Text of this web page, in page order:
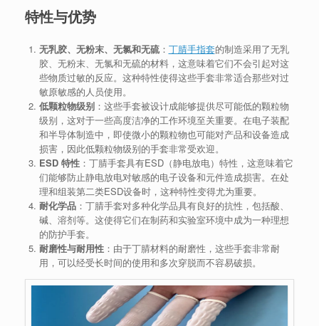
特性与优势
无乳胶、无粉末、无氯和无硫： 丁腈手指套的制造采用了无乳
胶、无粉末、无氯和无硫的材料，这意味着它们不会引起对这
些物质过敏的反应。这种特性使得这些手套非常适合那些对过
敏原敏感的人员使用。
低颗粒物级别：这些手套被设计成能够提供尽可能低的颗粒物
级别，这对于一些高度洁净的工作环境至关重要。在电子装配
和半导体制造中，即使微小的颗粒物也可能对产品和设备造成
损害，因此低颗粒物级别的手套非常受欢迎。
ESD 特性：丁腈手套具有ESD（静电放电）特性，这意味着它
们能够防止静电放电对敏感的电子设备和元件造成损害。在处
理和组装第二类ESD设备时，这种特性变得尤为重要。
耐化学品：丁腈手套对多种化学品具有良好的抗性，包括酸、
碱、溶剂等。这使得它们在制药和实验室环境中成为一种理想
的防护手套。
耐磨性与耐用性：由于丁腈材料的耐磨性，这些手套非常耐
用，可以经受长时间的使用和多次穿脱而不容易破损。